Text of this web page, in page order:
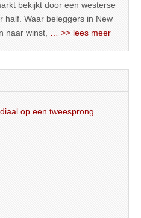
bekijkt door een westerse
half. Waar beleggers in New
naar winst, … >> lees meer
# 108: AI mondiaal op een tweesprong